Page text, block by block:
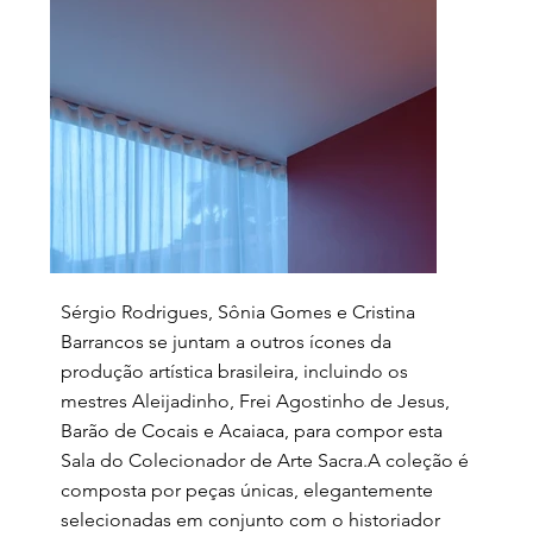
Sérgio Rodrigues, Sônia Gomes e Cristina
Barrancos se juntam a outros ícones da
produção artística brasileira, incluindo os
mestres Aleijadinho, Frei Agostinho de Jesus,
Barão de Cocais e Acaiaca, para compor esta
Sala do Colecionador de Arte Sacra.A coleção é
composta por peças únicas, elegantemente
selecionadas em conjunto com o historiador